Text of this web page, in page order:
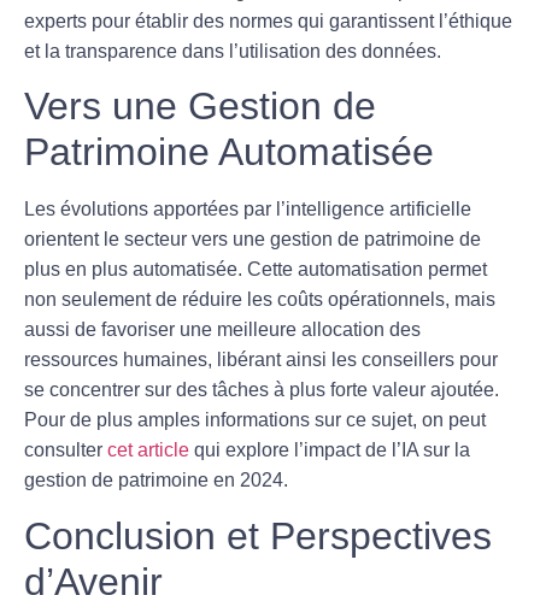
experts pour établir des normes qui garantissent l’éthique
et la transparence dans l’utilisation des données.
Vers une Gestion de
Patrimoine Automatisée
Les évolutions apportées par l’intelligence artificielle
orientent le secteur vers une gestion de patrimoine de
plus en plus automatisée. Cette automatisation permet
non seulement de réduire les coûts opérationnels, mais
aussi de favoriser une meilleure allocation des
ressources humaines, libérant ainsi les conseillers pour
se concentrer sur des tâches à plus forte valeur ajoutée.
Pour de plus amples informations sur ce sujet, on peut
consulter cet article qui explore l’impact de l’IA sur la
gestion de patrimoine en 2024.
Conclusion et Perspectives
d’Avenir